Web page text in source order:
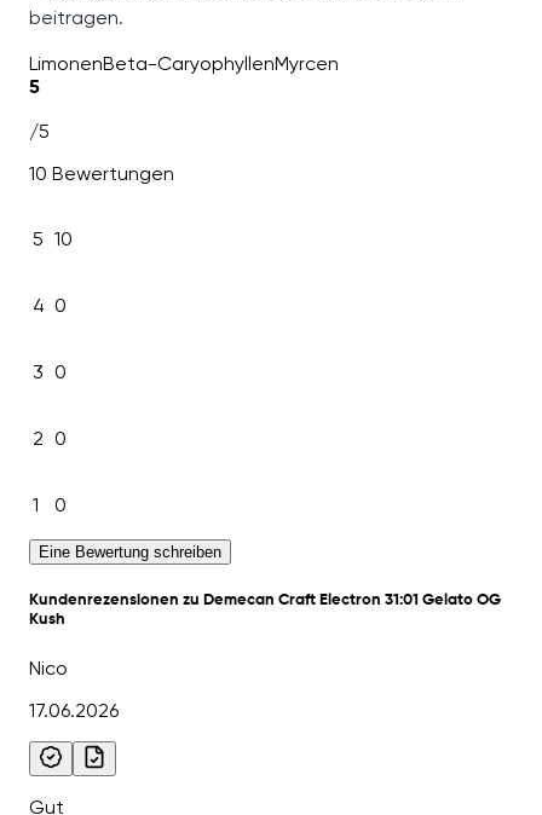
beitragen.
LimonenBeta-CaryophyllenMyrcen
5
/5
10 Bewertungen
5 10
4 0
3 0
2 0
1 0
Eine Bewertung schreiben
Kundenrezensionen zu Demecan Craft Electron 31:01 Gelato OG
Kush
Nico
17.06.2026
Gut